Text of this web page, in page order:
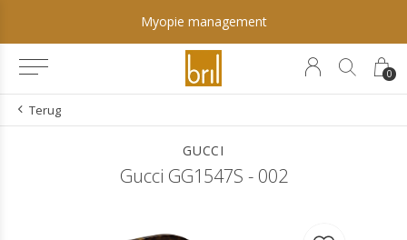
0
Myopie management
Terug
GUCCI
Gucci GG1547S - 002